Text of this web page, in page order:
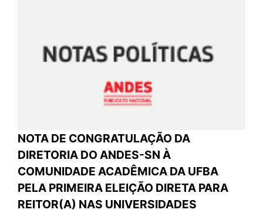
NOTA DE CONGRATULAÇÃO DA
DIRETORIA DO ANDES-SN À
COMUNIDADE ACADÊMICA DA UFBA
PELA PRIMEIRA ELEIÇÃO DIRETA PARA
REITOR(A) NAS UNIVERSIDADES